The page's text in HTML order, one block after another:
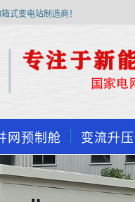
式变电站制造商！
网预制舱 变流升